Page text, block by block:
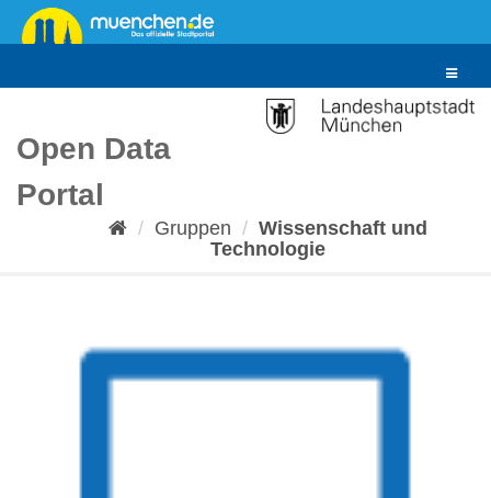
Überspringen
zum
Toggle
Open Data
Portal
Gruppen
Wissenschaft und
Technologie